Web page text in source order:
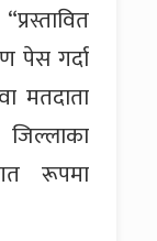
पेस गर्दा
मतदाता
रूपमा